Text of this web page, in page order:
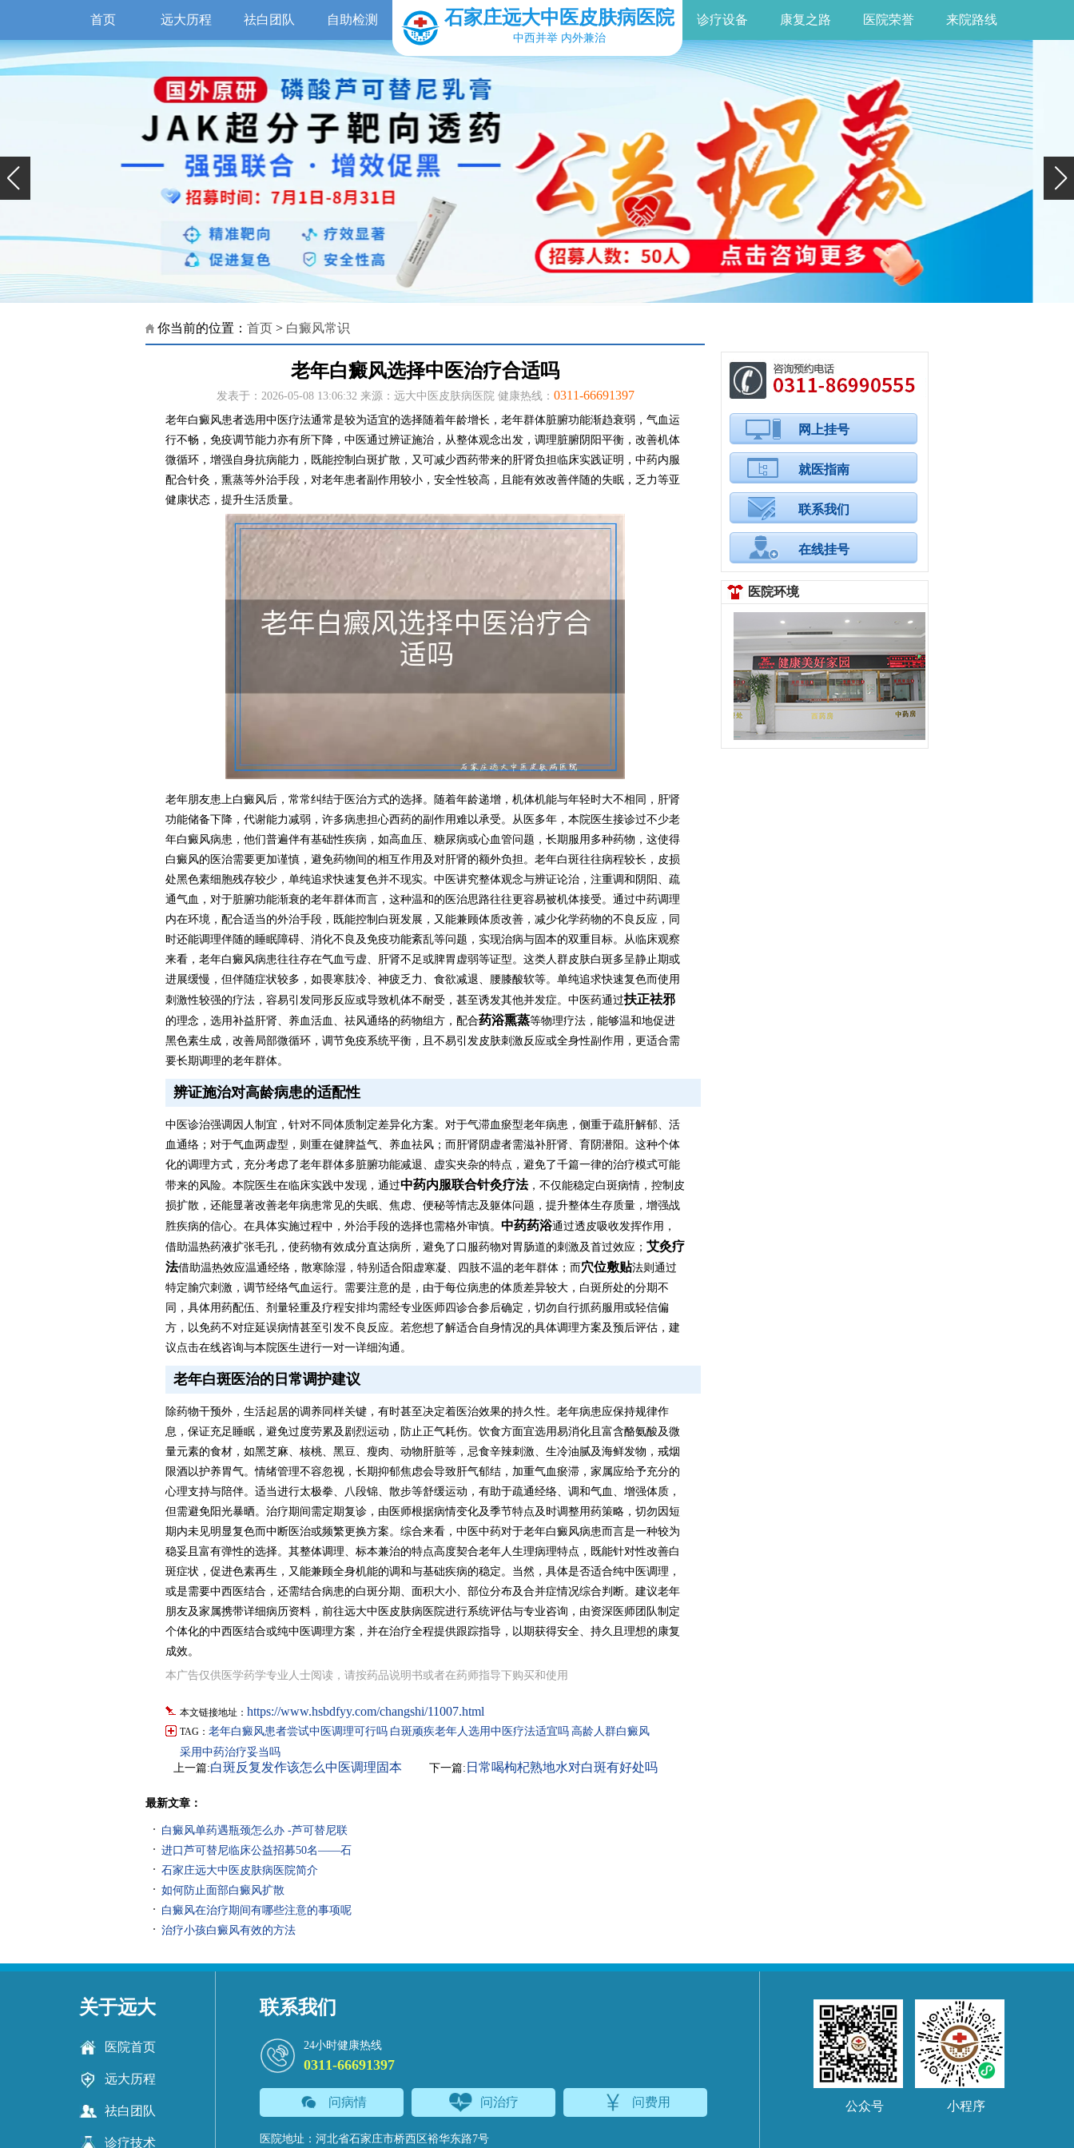
首页 远大历程 祛白团队 自助检测 石家庄远大中医皮肤病医院
中西并举 内外兼治
诊疗设备 康复之路 医院荣誉 来院路线
你当前的位置： 首页 > 白癜风常识
老年白癜风选择中医治疗合适吗
发表于：2026-05-08 13:06:32 来源：远大中医皮肤病医院 健康热线： 0311-66691397
老年白癜风患者选用中医疗法通常是较为适宜的选择随着年龄增长，老年群体脏腑功能渐趋衰弱，气血运
行不畅，免疫调节能力亦有所下降，中医通过辨证施治，从整体观念出发，调理脏腑阴阳平衡，改善机体
微循环，增强自身抗病能力，既能控制白斑扩散，又可减少西药带来的肝肾负担临床实践证明，中药内服
配合针灸，熏蒸等外治手段，对老年患者副作用较小，安全性较高，且能有效改善伴随的失眠，乏力等亚
健康状态，提升生活质量。
老年朋友患上白癜风后，常常纠结于医治方式的选择。随着年龄递增，机体机能与年轻时大不相同，肝肾
功能储备下降，代谢能力减弱，许多病患担心西药的副作用难以承受。从医多年，本院医生接诊过不少老
年白癜风病患，他们普遍伴有基础性疾病，如高血压、糖尿病或心血管问题，长期服用多种药物，这使得
白癜风的医治需要更加谨慎，避免药物间的相互作用及对肝肾的额外负担。老年白斑往往病程较长，皮损
处黑色素细胞残存较少，单纯追求快速复色并不现实。中医讲究整体观念与辨证论治，注重调和阴阳、疏
通气血，对于脏腑功能渐衰的老年群体而言，这种温和的医治思路往往更容易被机体接受。通过中药调理
内在环境，配合适当的外治手段，既能控制白斑发展，又能兼顾体质改善，减少化学药物的不良反应，同
时还能调理伴随的睡眠障碍、消化不良及免疫功能紊乱等问题，实现治病与固本的双重目标。从临床观察
来看，老年白癜风病患往往存在气血亏虚、肝肾不足或脾胃虚弱等证型。这类人群皮肤白斑多呈静止期或
进展缓慢，但伴随症状较多，如畏寒肢冷、神疲乏力、食欲减退、腰膝酸软等。单纯追求快速复色而使用
刺激性较强的疗法，容易引发同形反应或导致机体不耐受，甚至诱发其他并发症。中医药通过扶正祛邪
的理念，选用补益肝肾、养血活血、祛风通络的药物组方，配合药浴熏蒸等物理疗法，能够温和地促进
黑色素生成，改善局部微循环，调节免疫系统平衡，且不易引发皮肤刺激反应或全身性副作用，更适合需
要长期调理的老年群体。
辨证施治对高龄病患的适配性
中医诊治强调因人制宜，针对不同体质制定差异化方案。对于气滞血瘀型老年病患，侧重于疏肝解郁、活
血通络；对于气血两虚型，则重在健脾益气、养血祛风；而肝肾阴虚者需滋补肝肾、育阴潜阳。这种个体
化的调理方式，充分考虑了老年群体多脏腑功能减退、虚实夹杂的特点，避免了千篇一律的治疗模式可能
带来的风险。本院医生在临床实践中发现，通过中药内服联合针灸疗法，不仅能稳定白斑病情，控制皮
损扩散，还能显著改善老年病患常见的失眠、焦虑、便秘等情志及躯体问题，提升整体生存质量，增强战
胜疾病的信心。在具体实施过程中，外治手段的选择也需格外审慎。 中药药浴通过透皮吸收发挥作用，
借助温热药液扩张毛孔，使药物有效成分直达病所，避免了口服药物对胃肠道的刺激及首过效应； 艾灸疗
法借助温热效应温通经络，散寒除湿，特别适合阳虚寒凝、四肢不温的老年群体；而 穴位敷贴法则通过
特定腧穴刺激，调节经络气血运行。需要注意的是，由于每位病患的体质差异较大，白斑所处的分期不
同，具体用药配伍、剂量轻重及疗程安排均需经专业医师四诊合参后确定，切勿自行抓药服用或轻信偏
方，以免药不对症延误病情甚至引发不良反应。若您想了解适合自身情况的具体调理方案及预后评估，建
议点击在线咨询与本院医生进行一对一详细沟通。
老年白斑医治的日常调护建议
除药物干预外，生活起居的调养同样关键，有时甚至决定着医治效果的持久性。老年病患应保持规律作
息，保证充足睡眠，避免过度劳累及剧烈运动，防止正气耗伤。饮食方面宜选用易消化且富含酪氨酸及微
量元素的食材，如黑芝麻、核桃、黑豆、瘦肉、动物肝脏等，忌食辛辣刺激、生冷油腻及海鲜发物，戒烟
限酒以护养胃气。情绪管理不容忽视，长期抑郁焦虑会导致肝气郁结，加重气血瘀滞，家属应给予充分的
心理支持与陪伴。适当进行太极拳、八段锦、散步等舒缓运动，有助于疏通经络、调和气血、增强体质，
但需避免阳光暴晒。治疗期间需定期复诊，由医师根据病情变化及季节特点及时调整用药策略，切勿因短
期内未见明显复色而中断医治或频繁更换方案。综合来看，中医中药对于老年白癜风病患而言是一种较为
稳妥且富有弹性的选择。其整体调理、标本兼治的特点高度契合老年人生理病理特点，既能针对性改善白
斑症状，促进色素再生，又能兼顾全身机能的调和与基础疾病的稳定。当然，具体是否适合纯中医调理，
或是需要中西医结合，还需结合病患的白斑分期、面积大小、部位分布及合并症情况综合判断。建议老年
朋友及家属携带详细病历资料，前往远大中医皮肤病医院进行系统评估与专业咨询，由资深医师团队制定
个体化的中西医结合或纯中医调理方案，并在治疗全程提供跟踪指导，以期获得安全、持久且理想的康复
成效。
本广告仅供医学药学专业人士阅读，请按药品说明书或者在药师指导下购买和使用
本文链接地址： https://www.hsbdfyy.com/changshi/11007.html
TAG： 老年白癜风患者尝试中医调理可行吗 白斑顽疾老年人选用中医疗法适宜吗 高龄人群白癜风
采用中药治疗妥当吗
上一篇:白斑反复发作该怎么中医调理固本 下一篇: 日常喝枸杞熟地水对白斑有好处吗
最新文章：
白癜风单药遇瓶颈怎么办 -芦可替尼联
进口芦可替尼临床公益招募50名——石
石家庄远大中医皮肤病医院简介
如何防止面部白癜风扩散
白癜风在治疗期间有哪些注意的事项呢
治疗小孩白癜风有效的方法
网上挂号
就医指南
联系我们
在线挂号
医院环境
关于远大
医院首页
远大历程
祛白团队
诊疗技术
联系我们
24小时健康热线
0311-66691397
问病情 问治疗 问费用
医院地址：河北省石家庄市桥西区裕华东路7号
公众号 小程序